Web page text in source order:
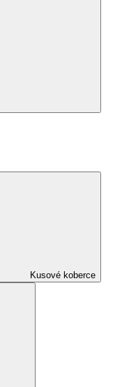
Kusové koberce